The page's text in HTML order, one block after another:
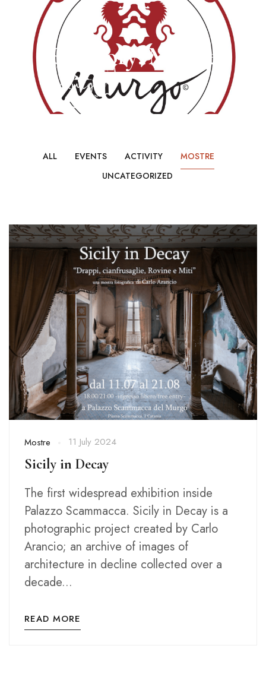
Category: Mostre
ALL EVENTS ACTIVITY
MOSTRE
UNCATEGORIZED
Mostre 11 July 2024
Sicily in Decay
The first widespread exhibition inside
Palazzo Scammacca. Sicily in Decay is a
photographic project created by Carlo
Arancio; an archive of images of
architecture in decline collected over a
decade...
READ MORE